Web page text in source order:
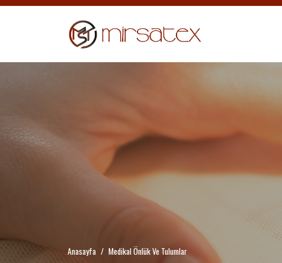
Anasayfa Medikal Önlük Ve Tulumlar